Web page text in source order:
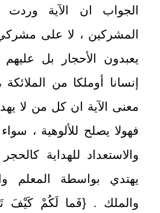
الجواب ان الآية
المشركين ، لا على
يعبدون الأحجار بل
إنسانا أوملكا من
معنى الآية ان كل من لا
فهولا يصلح للألوهية ،
والاستعداد للهداية
يهتدي بواسطة المعلم
والملك . {فَما لَكُمْ كَيْفَ